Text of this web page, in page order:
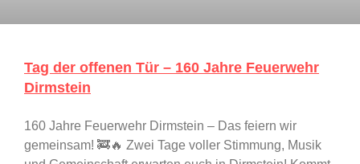
Tag der offenen Tür – 160 Jahre Feuerwehr
Dirmstein
160 Jahre Feuerwehr Dirmstein – Das feiern wir
gemeinsam! 🚒🔥 Zwei Tage voller Stimmung, Musik